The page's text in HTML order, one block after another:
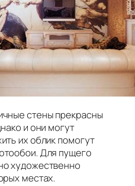
стены прекрасны
и они могут
их облик помогут
Для пущего
художественно
местах.